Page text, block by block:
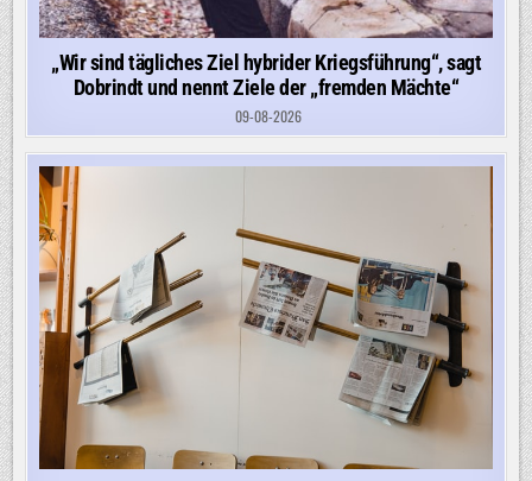
„Wir sind tägliches Ziel hybrider Kriegsführung“, sagt
Dobrindt und nennt Ziele der „fremden Mächte“
09-08-2026